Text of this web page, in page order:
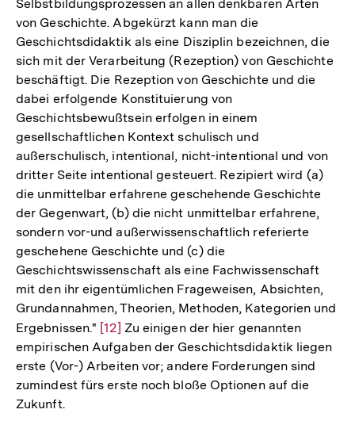
Selbstbildungsprozessen an allen denkbaren Arten
von Geschichte. Abgekürzt kann man die
Geschichtsdidaktik als eine Disziplin bezeichnen, die
sich mit der Verarbeitung (Rezeption) von Geschichte
beschäftigt. Die Rezeption von Geschichte und die
dabei erfolgende Konstituierung von
Geschichtsbewußtsein erfolgen in einem
gesellschaftlichen Kontext schulisch und
außerschulisch, intentional, nicht-intentional und von
dritter Seite intentional gesteuert. Rezipiert wird (a)
die unmittelbar erfahrene geschehende Geschichte
der Gegenwart, (b) die nicht unmittelbar erfahrene,
sondern vor-und außerwissenschaftlich referierte
geschehene Geschichte und (c) die
Geschichtswissenschaft als eine Fachwissenschaft
mit den ihr eigentümlichen Frageweisen, Absichten,
Grundannahmen, Theorien, Methoden, Kategorien und
Ergebnissen." Zur
Auflösung
der
Fußnote
[12] Zu einigen der hier genannten
empirischen Aufgaben der Geschichtsdidaktik liegen
erste (Vor-) Arbeiten vor; andere Forderungen sind
zumindest fürs erste noch bloße Optionen auf die
Zukunft.